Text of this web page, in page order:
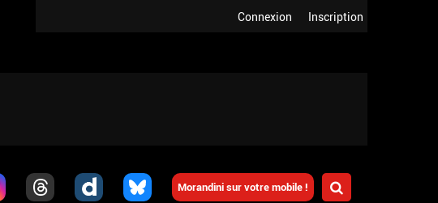
Inscription
Connexion
Morandini sur votre mobile !